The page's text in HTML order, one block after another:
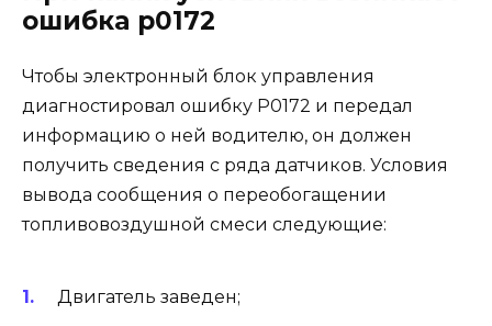
ошибка p0172
Чтобы электронный блок управления
диагностировал ошибку P0172 и передал
информацию о ней водителю, он должен
получить сведения с ряда датчиков. Условия
вывода сообщения о переобогащении
топливовоздушной смеси следующие:
Двигатель заведен;